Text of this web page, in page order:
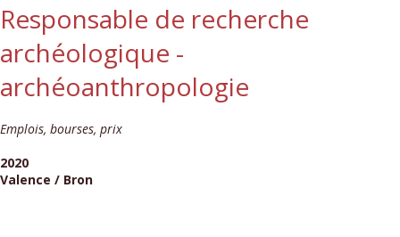
Responsable de recherche
archéologique -
archéoanthropologie
Emplois, bourses, prix
2020
Valence / Bron